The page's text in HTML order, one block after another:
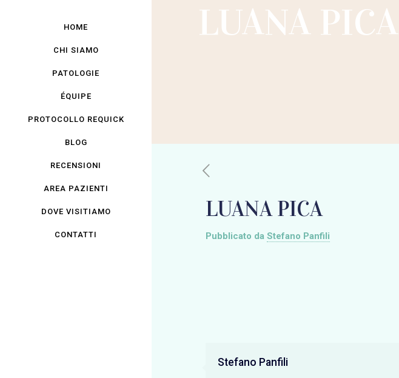
HOME
CHI SIAMO
PATOLOGIE
ÉQUIPE
PROTOCOLLO REQUICK
BLOG
RECENSIONI
AREA PAZIENTI
DOVE VISITIAMO
CONTATTI
LUANA PICA
LUANA PICA
Pubblicato da Stefano Panfili
Stefano Panfili